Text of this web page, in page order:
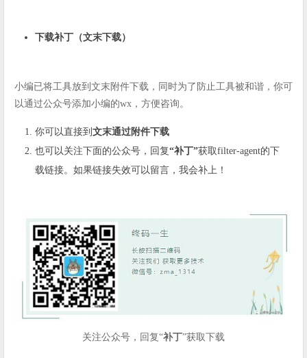
下载补丁（文末下载）
小编已将工具放到文末附件下载，同时为了防止工具被和谐，你可
以通过公众号添加小编的wx，方便咨询。
你可以直接到 文末通过附件下载
也可以关注下面的公众号，回复“补丁”获取filter-agent的下
载链接。如果链接失效可以留言，我会补上！
关注公众号，回复“补丁”获取下载